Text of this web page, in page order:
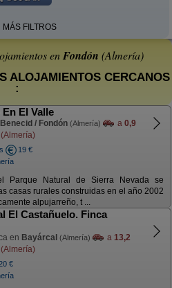
MÁS FILTROS
enFondón (Almería)
ALOJAMIENTOS CERCANOS
:
El Valle
Benecid / Fondón (Almería) a 0,9
19 €
Parque Natural de Sierra Nevada se
casas rurales construidas en el año 2002
alpujarreño, t ...
El Castañuelo. Finca
en Bayárcal (Almería) a 13,2
€